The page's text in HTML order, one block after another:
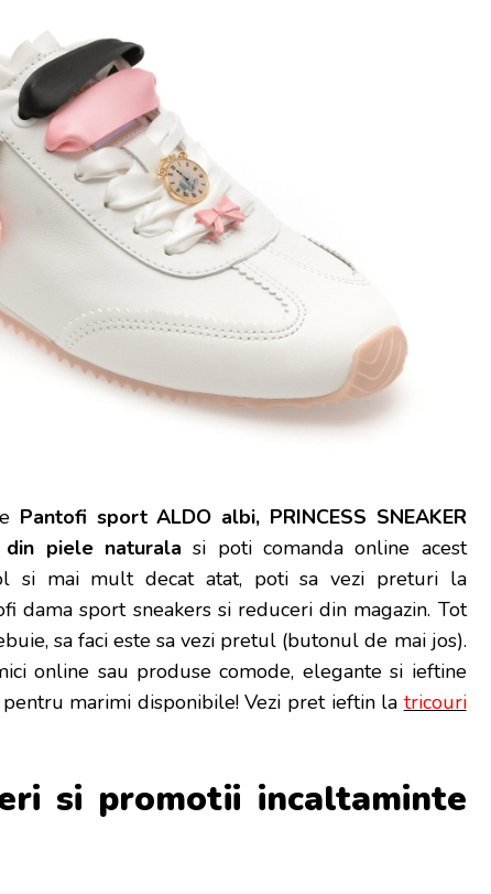
Pantofi sport ALDO albi, PRINCESS SNEAKER
din piele naturala si poti comanda online acest
si mai mult decat atat, poti sa vezi preturi la
dama sport sneakers si reduceri din magazin. Tot
sa faci este sa vezi pretul (butonul de mai jos).
online sau produse comode, elegante si ieftine
marimi disponibile! Vezi pret ieftin la tricouri
si promotii incaltaminte